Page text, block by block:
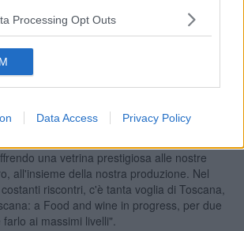
Processing Opt Outs
Data Access Privacy Policy
del cosiddetto 'beverage e food'.
questa iniziativa perché mette al
delle nostre produzioni agroalimentari e
e permette di valorizzarla grazie alla
l’assessore all’agricoltura della Regione
- è una manifestazione nata da poco
una vetrina prestigiosa alle nostre
all'insieme della nostra produzione. Nel
riscontri, c'è tanta voglia di Toscana,
a Food and wine in progress, per due
ai massimi livelli".